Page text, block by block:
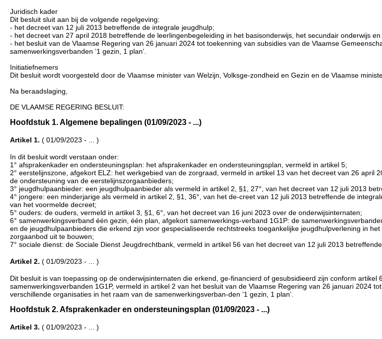
Juridisch kader
Dit besluit sluit aan bij de volgende regelgeving:
- het decreet van 12 juli 2013 betreffende de integrale jeugdhulp;
- het decreet van 27 april 2018 betreffende de leerlingenbegeleiding in het basisonderwijs, het secundair onderwijs
- het besluit van de Vlaamse Regering van 26 januari 2024 tot toekenning van subsidies van de Vlaamse
samenwerkingsverbanden ‘1 gezin, 1 plan’.
Initiatiefnemers
Dit besluit wordt voorgesteld door de Vlaamse minister van Welzijn, Volksge-zondheid en Gezin en de Vlaamse
Na beraadslaging,
DE VLAAMSE REGERING BESLUIT:
Hoofdstuk 1. Algemene bepalingen (01/09/2023 - ...)
Artikel 1. ( 01/09/2023 - ... )
In dit besluit wordt verstaan onder:
1° afsprakenkader en ondersteuningsplan: het afsprakenkader en ondersteuningsplan, vermeld in artikel 5;
2° eerstelijnszone, afgekort ELZ: het werkgebied van de zorgraad, vermeld in artikel 13 van het decreet van 26
de ondersteuning van de eerstelijnszorgaanbieders;
3° jeugdhulpaanbieder: een jeugdhulpaanbieder als vermeld in artikel 2, §1, 27°, van het decreet van 12 juli 2013
4° jongere: een minderjarige als vermeld in artikel 2, §1, 36°, van het de-creet van 12 juli 2013 betreffende de
van het voormelde decreet;
5° ouders: de ouders, vermeld in artikel 3, §1, 6°, van het decreet van 16 juni 2023 over de onderwijsinternaten;
6° samenwerkingsverband één gezin, één plan, afgekort samenwerkings-verband 1G1P: de
en de jeugdhulpaanbieders die erkend zijn voor gespecialiseerde rechtstreeks toegankelijke jeugdhulpverlening in
zorgaanbod uit te bouwen;
7° sociale dienst: de Sociale Dienst Jeugdrechtbank, vermeld in artikel 56 van het decreet van 12 juli 2013
Artikel 2. ( 01/09/2023 - ... )
Dit besluit is van toepassing op de onderwijsinternaten die erkend, ge-financierd of gesubsidieerd zijn conform
samenwerkingsverbanden 1G1P, vermeld in artikel 2 van het besluit van de Vlaamse Regering van 26 januari 2024
verschillende organisaties in het raam van de samenwerkingsverban-den ‘1 gezin, 1 plan’.
Hoofdstuk 2. Afsprakenkader en ondersteuningsplan (01/09/2023 - ...)
Artikel 3. ( 01/09/2023 - ... )